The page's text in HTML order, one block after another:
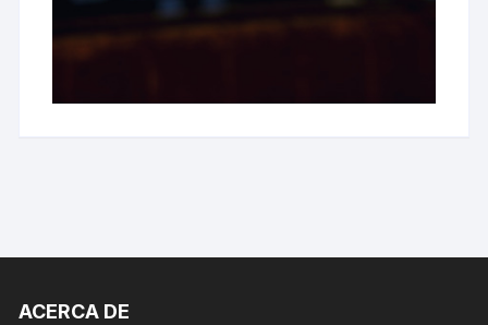
ACERCA DE